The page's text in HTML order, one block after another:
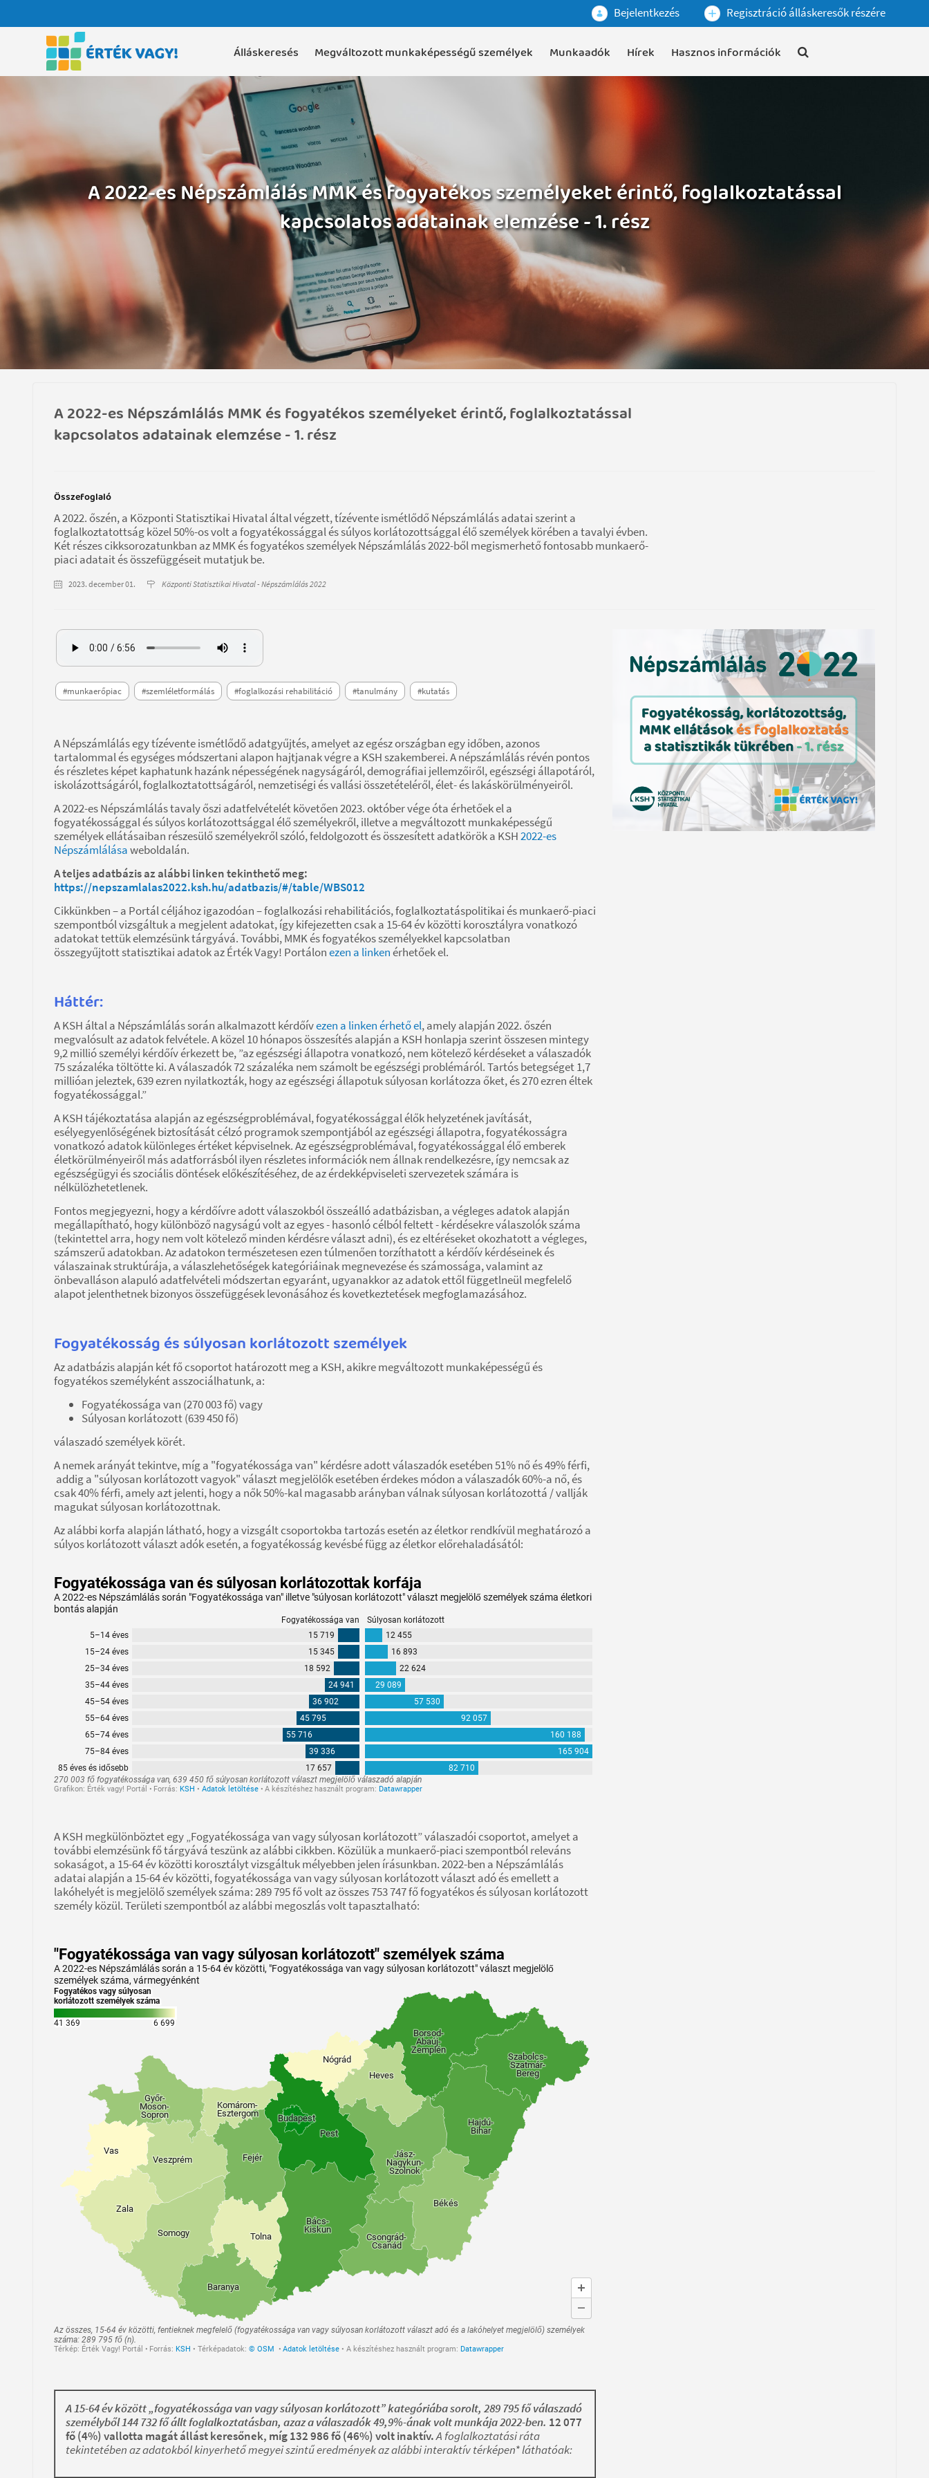
Bejelentkezés Regisztráció álláskeresők részére
Álláskeresés Megváltozott munkaképességű személyek Munkaadók Hírek Hasznos információk
A 2022-es Népszámlálás MMK és fogyatékos személyeket érintő, foglalkoztatással
kapcsolatos adatainak elemzése - 1. rész
A 2022-es Népszámlálás MMK és fogyatékos személyeket érintő, foglalkoztatással
kapcsolatos adatainak elemzése - 1. rész
Összefoglaló
A 2022. őszén, a Központi Statisztikai Hivatal által végzett, tízévente ismétlődő Népszámlálás adatai szerint a
foglalkoztatottság közel 50%-os volt a fogyatékossággal és súlyos korlátozottsággal élő személyek körében a tavalyi évben.
Két részes cikksorozatunkban az MMK és fogyatékos személyek Népszámlálás 2022-ből megismerhető fontosabb munkaerő-
piaci adatait és összefüggéseit mutatjuk be.
2023. december 01. Központi Statisztikai Hivatal - Népszámlálás 2022
#munkaerőpiac #szemléletformálás #foglalkozási rehabilitáció #tanulmány #kutatás
A Népszámlálás egy tízévente ismétlődő adatgyűjtés, amelyet az egész országban egy időben, azonos
tartalommal és egységes módszertani alapon hajtjanak végre a KSH szakemberei. A népszámlálás révén pontos
és részletes képet kaphatunk hazánk népességének nagyságáról, demográfiai jellemzőiről, egészségi állapotáról,
iskolázottságáról, foglalkoztatottságáról, nemzetiségi és vallási összetételéről, élet- és lakáskörülményeiről.
A 2022-es Népszámlálás tavaly őszi adatfelvételét követően 2023. október vége óta érhetőek el a
fogyatékossággal és súlyos korlátozottsággal élő személyekről, illetve a megváltozott munkaképességű
személyek ellátásaiban részesülő személyekről szóló, feldolgozott és összesített adatkörök a KSH2022-es
Népszámlálásaweboldalán.
A teljes adatbázis az alábbi linken tekinthető meg:
https://nepszamlalas2022.ksh.hu/adatbazis/#/table/WBS012
Cikkünkben – a Portál céljához igazodóan – foglalkozási rehabilitációs, foglalkoztatáspolitikai és munkaerő-piaci
szempontból vizsgáltuk a megjelent adatokat, így kifejezetten csak a 15-64 év közötti korosztályra vonatkozó
adatokat tettük elemzésünk tárgyává. További, MMK és fogyatékos személyekkel kapcsolatban
összegyűjtott statisztikai adatok az Érték Vagy! Portálonezen a linkenérhetőek el.
Háttér:
A KSH által a Népszámlálás során alkalmazott kérdőívezen a linken érhető el, amely alapján 2022. őszén
megvalósult az adatok felvétele. A közel 10 hónapos összesítés alapján a KSH honlapja szerint összesen mintegy
9,2 millió személyi kérdőív érkezett be, ”az egészségi állapotra vonatkozó, nem kötelező kérdéseket a válaszadók
75 százaléka töltötte ki. A válaszadók 72 százaléka nem számolt be egészségi problémáról. Tartós betegséget 1,7
millióan jeleztek, 639 ezren nyilatkozták, hogy az egészségi állapotuk súlyosan korlátozza őket, és 270 ezren éltek
fogyatékossággal.”
A KSH tájékoztatása alapján az egészségproblémával, fogyatékossággal élők helyzetének javítását,
esélyegyenlőségének biztosítását célzó programok szempontjából az egészségi állapotra, fogyatékosságra
vonatkozó adatok különleges értéket képviselnek. Az egészségproblémával, fogyatékossággal élő emberek
életkörülményeiről más adatforrásból ilyen részletes információk nem állnak rendelkezésre, így nemcsak az
egészségügyi és szociális döntések előkészítéséhez, de az érdekképviseleti szervezetek számára is
nélkülözhetetlenek.
Fontos megjegyezni, hogy a kérdőívre adott válaszokból összeálló adatbázisban, a végleges adatok alapján
megállapítható, hogy különböző nagyságú volt az egyes - hasonló célból feltett - kérdésekre válaszolók száma
(tekintettel arra, hogy nem volt kötelező minden kérdésre választ adni), és ez eltéréseket okozhatott a végleges,
számszerű adatokban. Az adatokon természetesen ezen túlmenően torzíthatott a kérdőív kérdéseinek és
válaszainak struktúrája, a válaszlehetőségek kategóriáinak megnevezése és számossága, valamint az
önbevalláson alapuló adatfelvételi módszertan egyaránt, ugyanakkor az adatok ettől függetlneül megfelelő
alapot jelenthetnek bizonyos összefüggések levonásához és kovetkeztetések megfoglamazásához.
Fogyatékosság és súlyosan korlátozott személyek
Az adatbázis alapján két fő csoportot határozott meg a KSH, akikre megváltozott munkaképességű és
fogyatékos személyként asszociálhatunk, a:
Fogyatékossága van (270 003 fő) vagy
Súlyosan korlátozott (639 450 fő)
válaszadó személyek körét.
A nemek arányát tekintve, míg a "fogyatékossága van" kérdésre adott válaszadók esetében 51% nő és 49% férfi,
addig a "súlyosan korlátozott vagyok" választ megjelölők esetében érdekes módon a válaszadók 60%-a nő, és
csak 40% férfi, amely azt jelenti, hogy a nők 50%-kal magasabb arányban válnak súlyosan korlátozottá / vallják
magukat súlyosan korlátozottnak.
Az alábbi korfa alapján látható, hogy a vizsgált csoportokba tartozás esetén az életkor rendkívül meghatározó a
súlyos korlátozott választ adók esetén, a fogyatékosság kevésbé függ az életkor előrehaladásától:
A KSH megkülönböztet egy „Fogyatékossága van vagy súlyosan korlátozott” válaszadói csoportot, amelyet a
további elemzésünk fő tárgyává teszünk az alábbi cikkben. Közülük a munkaerő-piaci szempontból releváns
sokaságot, a 15-64 év közötti korosztályt vizsgáltuk mélyebben jelen írásunkban. 2022-ben a Népszámlálás
adatai alapján a 15-64 év közötti, fogyatékossága van vagy súlyosan korlátozott választ adó és emellett a
lakóhelyét is megjelölő személyek száma: 289 795 fő volt az összes 753 747 fő fogyatékos és súlyosan korlátozott
személy közül. Területi szempontból az alábbi megoszlás volt tapasztalható:
A 15-64 év között „fogyatékossága van vagy súlyosan korlátozott” kategóriába sorolt, 289 795 fő válaszadó
személyből 144 732 fő állt foglalkoztatásban, azaz a válaszadók 49,9%-ának volt munkája 2022-ben. 12 077
fő (4%) vallotta magát állást keresőnek, míg 132 986 fő (46%) volt inaktív.A foglalkoztatási ráta
tekintetében az adatokból kinyerhető megyei szintű eredmények az alábbi interaktív térképen* láthatóak: